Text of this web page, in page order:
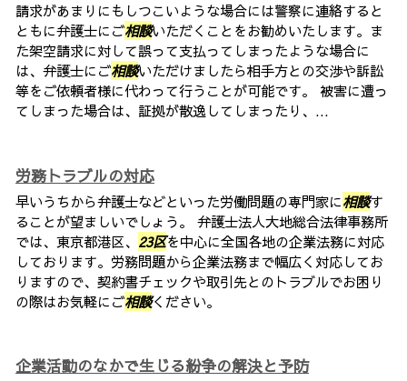
請求があまりにもしつこいような場合には警察に連絡すると
ともに弁護士にご相談いただくことをお勧めいたします。ま
た架空請求に対して誤って支払ってしまったような場合に
は、弁護士にご相談いただけましたら相手方との交渉や訴訟
等をご依頼者様に代わって行うことが可能です。 被害に遭っ
てしまった場合は、証拠が散逸してしまったり、...
労務トラブルの対応
早いうちから弁護士などといった労働問題の専門家に相談す
ることが望ましいでしょう。 弁護士法人大地総合法律事務所
では、東京都港区、 23区を中心に全国各地の企業法務に対応
しております。労務問題から企業法務まで幅広く対応してお
りますので、契約書チェックや取引先とのトラブルでお困り
の際はお気軽にご相談ください。
企業活動のなかで生じる紛争の解決と予防